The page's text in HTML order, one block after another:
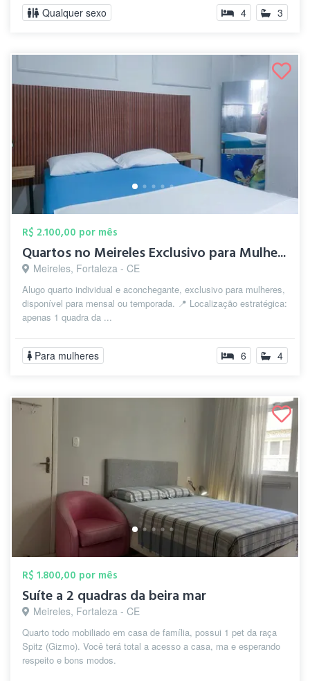
Qualquer sexo 4 3
R$ 2.100,00 por mês
Quartos no Meireles Exclusivo para Mulhe...
Meireles, Fortaleza - CE
Alugo quarto individual e aconchegante, exclusivo para mulheres,
disponível para mensal ou temporada. 📍 Localização estratégica:
apenas 1 quadra da ...
Para mulheres 6 4
R$ 1.800,00 por mês
Suíte a 2 quadras da beira mar
Meireles, Fortaleza - CE
Quarto todo mobiliado em casa de família, possui 1 pet da raça
Spitz (Gizmo). Você terá total a acesso a casa, ma e esperando
respeito e bons modos.